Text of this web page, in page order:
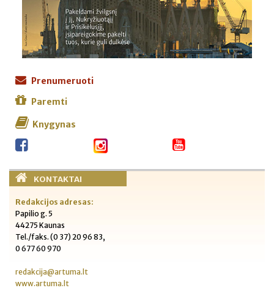
Prenumeruoti
Paremti
Knygynas
KONTAKTAI
Redakcijos adresas:
Papilio g. 5
44275 Kaunas
Tel./faks. (0 37) 20 96 83,
0 677 60 970
redakcija@artuma.lt
www.artuma.lt